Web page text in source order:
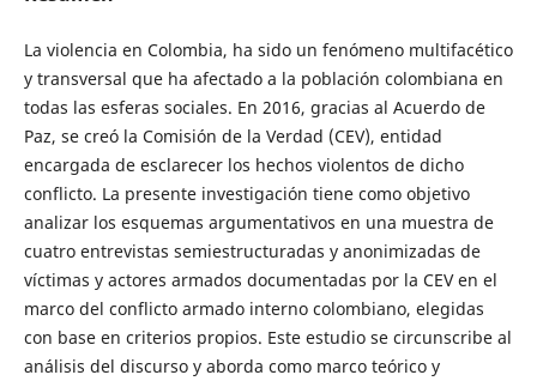
La violencia en Colombia, ha sido un fenómeno multifacético
y transversal que ha afectado a la población colombiana en
todas las esferas sociales. En 2016, gracias al Acuerdo de
Paz, se creó la Comisión de la Verdad (CEV), entidad
encargada de esclarecer los hechos violentos de dicho
conflicto. La presente investigación tiene como objetivo
analizar los esquemas argumentativos en una muestra de
cuatro entrevistas semiestructuradas y anonimizadas de
víctimas y actores armados documentadas por la CEV en el
marco del conflicto armado interno colombiano, elegidas
con base en criterios propios. Este estudio se circunscribe al
análisis del discurso y aborda como marco teórico y